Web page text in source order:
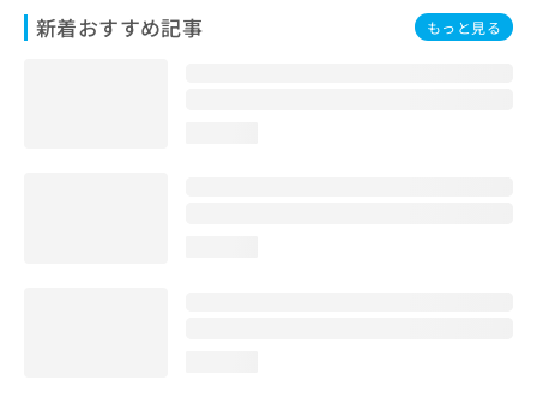
新着おすすめ記事 もっと見る
お
問